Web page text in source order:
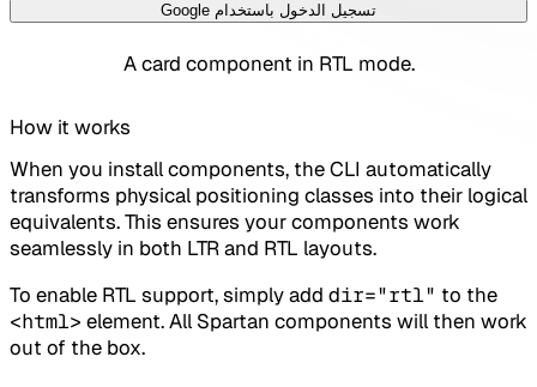
تسجيل الدخول باستخدام Google
A card component in RTL mode.
How it works
When you install components, the CLI automatically
transforms physical positioning classes into their logical
equivalents. This ensures your components work
seamlessly in both LTR and RTL layouts.
To enable RTL support, simply add dir="rtl" to the
<html> element. All Spartan components will then work
out of the box.